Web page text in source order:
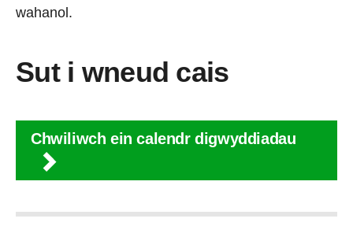
wahanol.
Sut i wneud cais
Chwiliwch ein calendr digwyddiadau